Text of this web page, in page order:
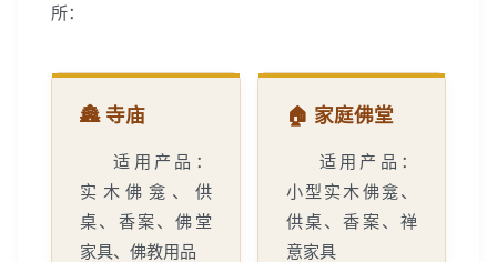
所：
🏯 寺庙
适用产品：
实木佛龛、供
桌、香案、佛堂
家具、佛教用品
🏠 家庭佛堂
适用产品：
小型实木佛龛、
供桌、香案、禅
意家具